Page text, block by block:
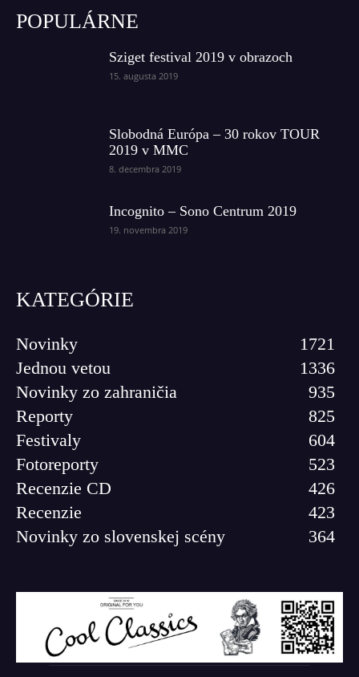
POPULÁRNE
Sziget festival 2019 v obrazoch
15. augusta 2019
Slobodná Európa – 30 rokov TOUR
2019 v MMC
8. decembra 2019
Incognito – Sono Centrum 2019
19. novembra 2019
KATEGÓRIE
Novinky
1721
Jednou vetou
1336
Novinky zo zahraničia
935
Reporty
825
Festivaly
604
Fotoreporty
523
Recenzie CD
426
Recenzie
423
Novinky zo slovenskej scény
364